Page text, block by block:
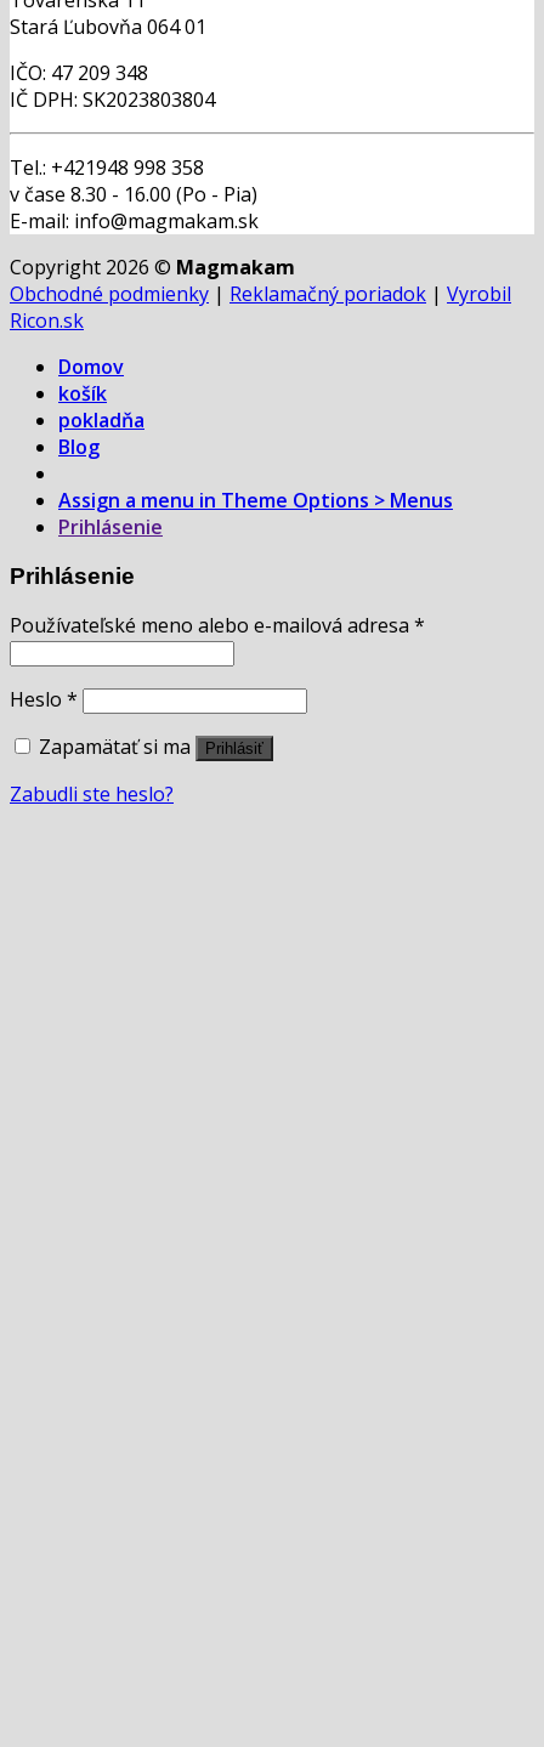
Stará Ľubovňa 064 01
IČO: 47 209 348
IČ DPH: SK2023803804
Tel.: +421948 998 358
v čase 8.30 - 16.00 (Po - Pia)
E-mail: info@magmakam.sk
Copyright 2026 © Magmakam
Obchodné podmienky | Reklamačný poriadok | Vyrobil
Ricon.sk
Domov
košík
pokladňa
Blog
Assign a menu in Theme Options > Menus
Prihlásenie
Prihlásenie
Používateľské meno alebo e-mailová adresa *
Heslo *
Zapamätať si ma
Prihlásiť
Zabudli ste heslo?